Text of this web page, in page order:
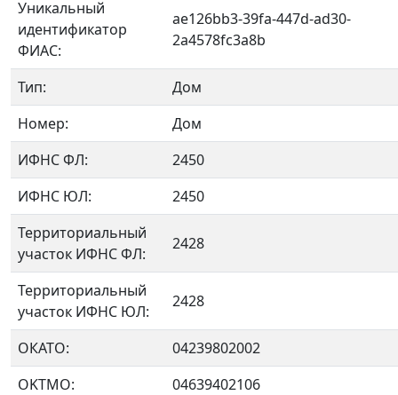
Уникальный
идентификатор
ФИАС:
ae126bb3-39fa-447d-ad30-
2a4578fc3a8b
Тип:
Дом
Номер:
Дом
ИФНС ФЛ:
2450
ИФНС ЮЛ:
2450
Территориальный
участок ИФНС ФЛ:
2428
Территориальный
участок ИФНС ЮЛ:
2428
ОКАТО:
04239802002
OKTMO:
04639402106